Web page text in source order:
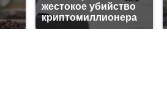
жестокое убийство
криптомиллионера